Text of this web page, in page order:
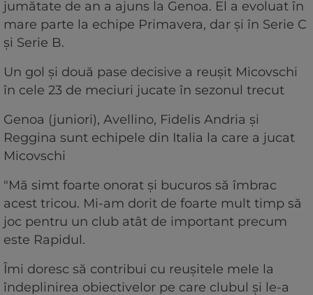
jumătate de an a ajuns la Genoa. El a evoluat în
mare parte la echipe Primavera, dar și în Serie C
și Serie B.
Un gol și două pase decisive a reușit Micovschi
în cele 23 de meciuri jucate în sezonul trecut
Genoa (juniori), Avellino, Fidelis Andria și
Reggina sunt echipele din Italia la care a jucat
Micovschi
"Mă simt foarte onorat și bucuros să îmbrac
acest tricou. Mi-am dorit de foarte mult timp să
joc pentru un club atât de important precum
este Rapidul.
Îmi doresc să contribui cu reușitele mele la
îndeplinirea obiectivelor pe care clubul și le-a